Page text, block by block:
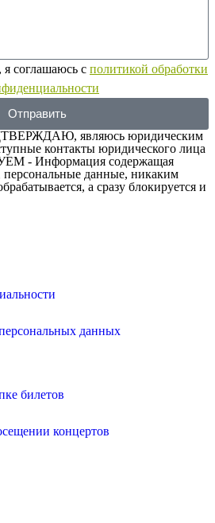
соглашаюсь с политикой обработки
Отправить
являюсь юридическим
контакты юридического лица
- Информация содержащая
данные, никаким
а сразу блокируется и
данных
билетов
концертов